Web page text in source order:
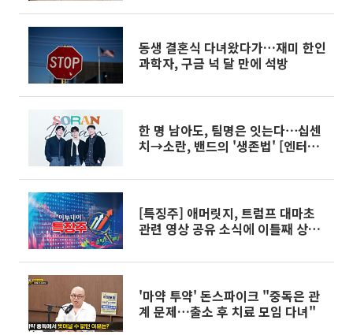
동생 결혼식 다녀왔다가…재미 한인
과학자, 구금 넉 달 만에 석방
한 명 남아도, 팀명은 잇는다⋯십센
치→소란, 밴드의 '생존법' [엔터로
[특징주] 애머릿지, 트럼프 대마초
관련 영상 공유 소식에 이틀째 상승
'마약 투약' 돈스파이크 "중독은 관
계 문제…출소 후 치료 모임 다녀"